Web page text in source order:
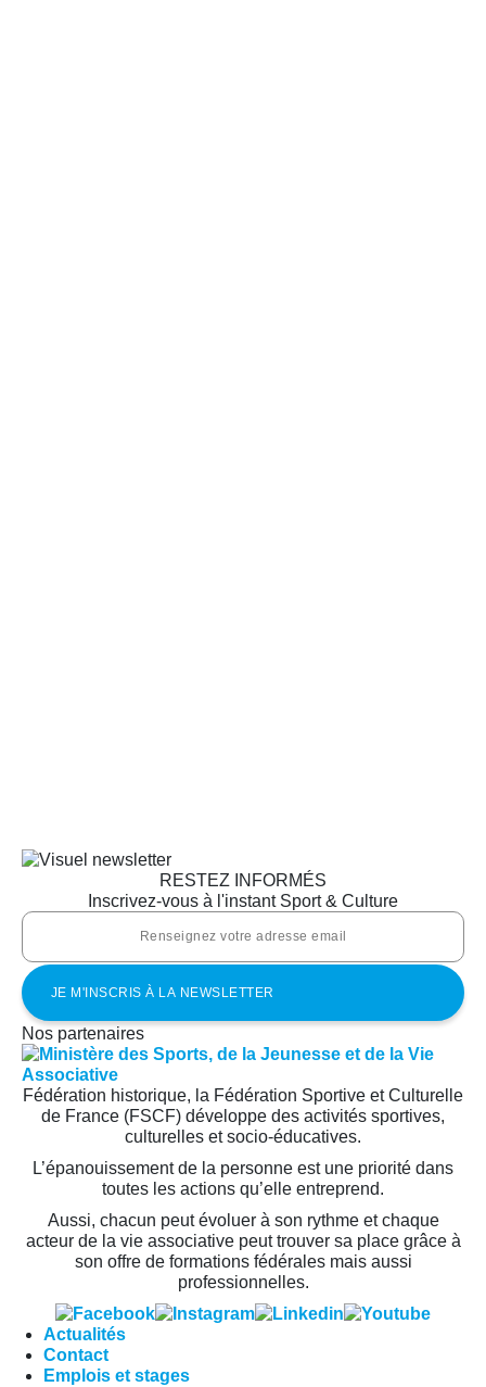
RESTEZ INFORMÉS
Inscrivez-vous à l'instant Sport & Culture
Nos partenaires
Fédération historique, la Fédération Sportive et Culturelle
de France (FSCF) développe des activités sportives,
culturelles et socio-éducatives.
L’épanouissement de la personne est une priorité dans
toutes les actions qu’elle entreprend.
Aussi, chacun peut évoluer à son rythme et chaque
acteur de la vie associative peut trouver sa place grâce à
son offre de formations fédérales mais aussi
professionnelles.
Actualités
Contact
Emplois et stages